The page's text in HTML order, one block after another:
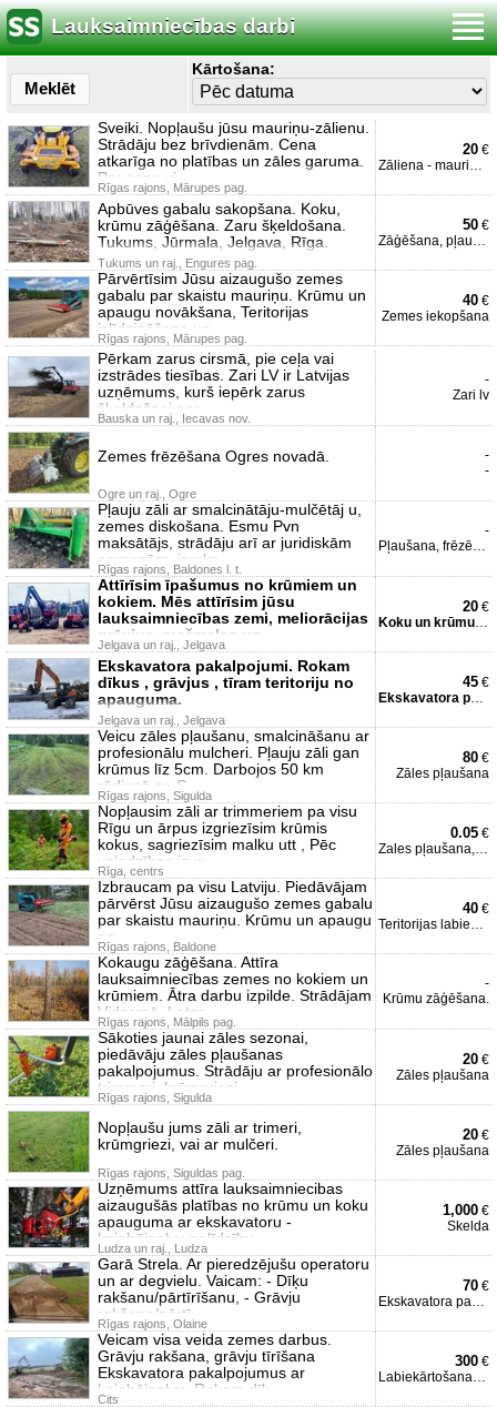
Lauksaimniecības darbi
Meklēt
Kārtošana:
Sveiki. Nopļaušu jūsu mauriņu-zālienu.
Strādāju bez brīvdienām. Cena
atkarīga no platības un zāles garuma.
Par cenu vi
Rīgas rajons, Mārupes pag.
20 €
Zāliena - mauriņa pļaušan
Apbūves gabalu sakopšana. Koku,
krūmu zāģēšana. Zaru šķeldošana.
Tukums, Jūrmala, Jelgava, Rīga.
Tukums un raj., Engures pag.
50 €
Zāģēšana, pļaušana.
Pārvērtīsim Jūsu aizaugušo zemes
gabalu par skaistu mauriņu. Krūmu un
apaugu novākšana, Teritorijas
izlīdzināšana un
Rīgas rajons, Mārupes pag.
40 €
Zemes iekopšana
Pērkam zarus cirsmā, pie ceļa vai
izstrādes tiesības. Zari LV ir Latvijas
uzņēmums, kurš iepērk zarus
šķeldošnai par
Bauska un raj., Iecavas nov.
-
Zari lv
Zemes frēzēšana Ogres novadā.
Ogre un raj., Ogre
-
-
Pļauju zāli ar smalcinātāju-mulčētāj u,
zemes diskošana. Esmu Pvn
maksātājs, strādāju arī ar juridiskām
personām, izraks
Rīgas rajons, Baldones l. t.
-
Pļaušana, frēzēšana
Attīrīsim īpašumus no krūmiem un
kokiem. Mēs attīrīsim jūsu
lauksaimniecības zemi, meliorācijas
grāvjus, mežmalas un
Jelgava un raj., Jelgava
20 €
Koku un krūmu zāģēšana
Ekskavatora pakalpojumi. Rokam
dīkus , grāvjus , tīram teritoriju no
apauguma.
Jelgava un raj., Jelgava
45 €
Ekskavatora pakalpojumi.
Veicu zāles pļaušanu, smalcināšanu ar
profesionālu mulcheri. Pļauju zāli gan
krūmus līz 5cm. Darbojos 50 km
rādiusā no S
Rīgas rajons, Sigulda
80 €
Zāles pļaušana
Nopļausim zāli ar trimmeriem pa visu
Rīgu un ārpus izgriezīsim krūmis
kokus, sagriezīsim malku utt , Pēc
vajadzības izve
Rīga, centrs
0.05 €
Zales pļaušana, krūmu
Izbraucam pa visu Latviju. Piedāvājam
pārvērst Jūsu aizaugušo zemes gabalu
par skaistu mauriņu. Krūmu un apaugu
no
Rīgas rajons, Baldone
40 €
Teritorijas labiekārtošan
Kokaugu zāģēšana. Attīra
lauksaimniecības zemes no kokiem un
krūmiem. Ātra darbu izpilde. Strādājam
Vidzemē, Latga
Rīgas rajons, Mālpils pag.
-
Krūmu zāģēšana.
Sākoties jaunai zāles sezonai,
piedāvāju zāles pļaušanas
pakalpojumus. Strādāju ar profesionālo
trimmeri, krūmgriezi.
Rīgas rajons, Sigulda
20 €
Zāles pļaušana
Nopļaušu jums zāli ar trimeri,
krūmgriezi, vai ar mulčeri.
Rīgas rajons, Siguldas pag.
20 €
Zāles pļaušana
Uzņēmums attīra lauksaimniecibas
aizaugušās platības no krūmu un koku
apauguma ar ekskavatoru -
kniebējgalvu palīdzību .
Ludza un raj., Ludza
1,000 €
Skelda
Garā Strela. Ar pieredzējušu operatoru
un ar degvielu. Vaicam: - Dīķu
rakšanu/pārtīrīšanu, - Grāvju
rakšana/pārtī
Rīgas rajons, Olaine
70 €
Ekskavatora pakalpojumi
Veicam visa veida zemes darbus.
Grāvju rakšana, grāvju tīrīšana
Ekskavatora pakalpojumus ar
kniebējgalvu. Rokam dīķ
Cits
300 €
Labiekārtošanas darbi